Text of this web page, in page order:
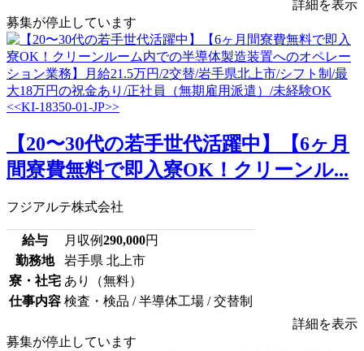
詳細を表示
募集が停止しています
【20〜30代の若手世代活躍中】【6ヶ月
間寮費無料で即入寮OK！クリーンル...
フジアルテ株式会社
給与 月収例290,000円
勤務地
岩手県 北上市
寮・社宅 あり（無料）
仕事内容 検査・検品 / 半導体工場 / 交替制
詳細を表示
募集が停止しています